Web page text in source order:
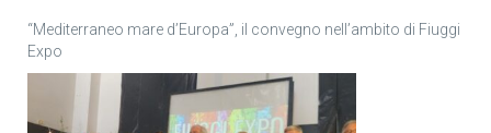
“Mediterraneo mare d’Europa”, il convegno nell’ambito di Fiuggi
Expo